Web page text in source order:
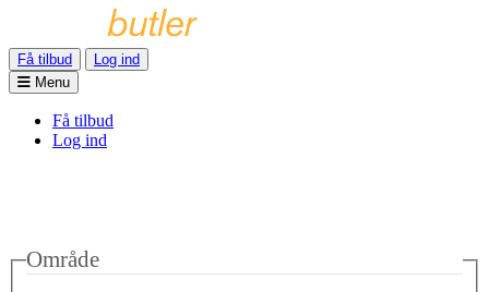
Få tilbud
Log ind
Menu
Få tilbud
Log ind
Område